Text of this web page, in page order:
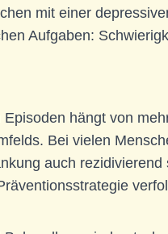
mit einer
Aufgaben:
hängt von
Bei vielen
auch